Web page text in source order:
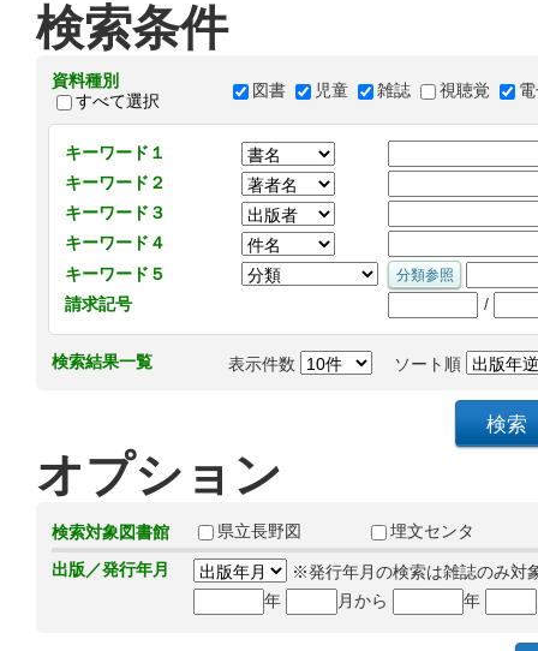
検索条件
資料種別
すべて選択
図書 児童 雑誌 視聴覚
キーワード１
キーワード２
キーワード３
キーワード４
キーワード５
請求記号
/
検索結果一覧 表示件数 ソート順
オプション
検索対象図書館 県立長野図
埋文センタ
出版／発行年月
※発行年月の検索は雑誌のみ対
年
月から 年